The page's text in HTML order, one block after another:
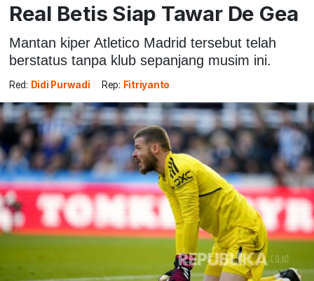
Real Betis Siap Tawar De Gea
Mantan kiper Atletico Madrid tersebut telah
berstatus tanpa klub sepanjang musim ini.
Red: Didi Purwadi Rep: Fitriyanto